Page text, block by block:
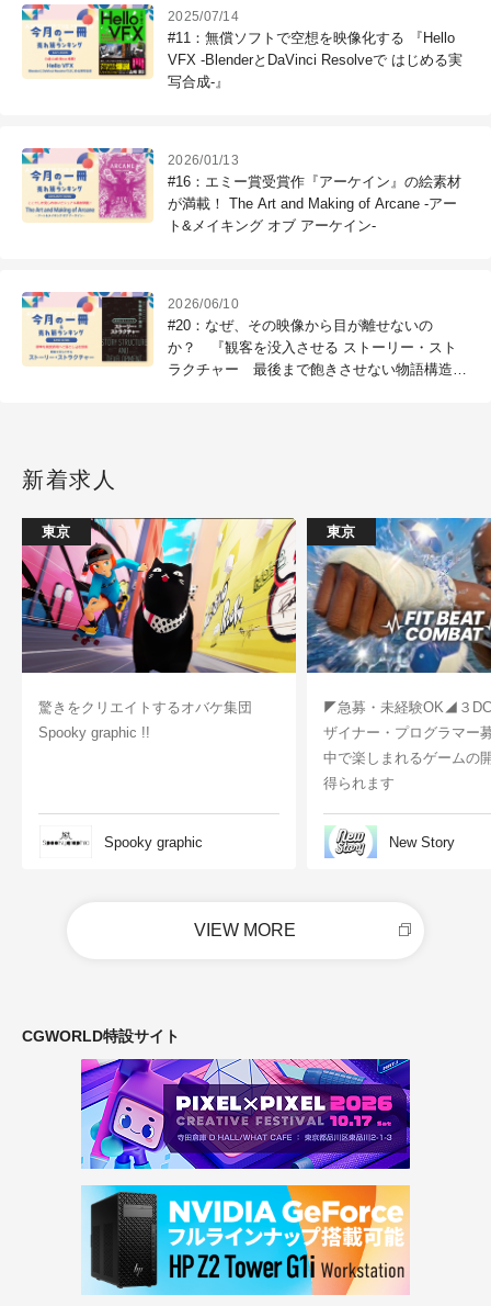
2025/07/14
#11：無償ソフトで空想を映像化する 『Hello
VFX -BlenderとDaVinci Resolveで はじめる実
写合成-』
2026/01/13
#16：エミー賞受賞作『アーケイン』の絵素材
が満載！ The Art and Making of Arcane -アー
ト&メイキング オブ アーケイン-
2026/06/10
#20：なぜ、その映像から目が離せないの
か？ 『観客を没入させる ストーリー・スト
ラクチャー 最後まで飽きさせない物語構造と
新着求人
東京
驚きをクリエイトするオバケ集団
Spooky graphic !!
Spooky graphic
東京
◤急募・未経験OK◢３
ザイナー・プログラマー
中で楽しまれるゲームの
得られます
New Story
VIEW MORE
CGWORLD特設サイト